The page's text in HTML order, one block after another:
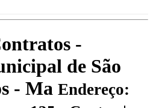
-
de São
- Ma Endereço: